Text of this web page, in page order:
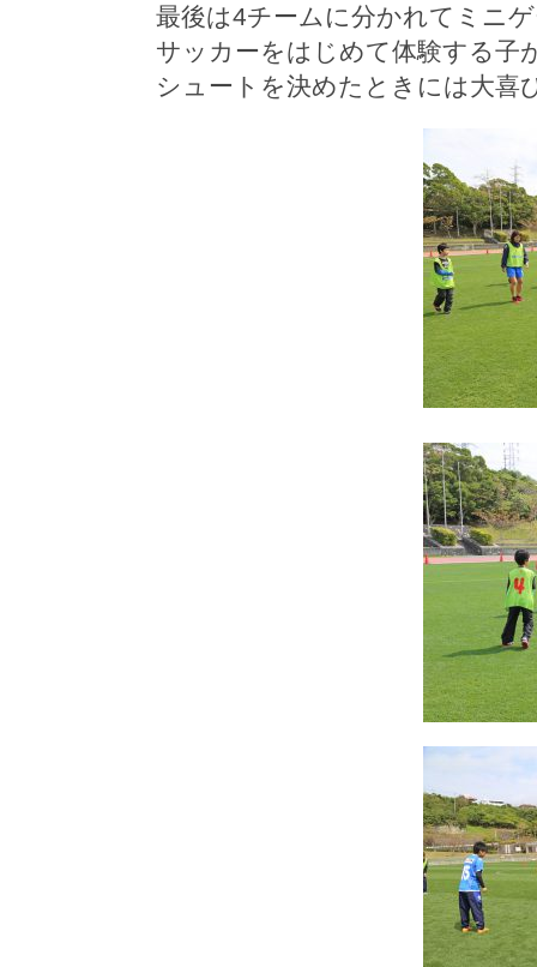
最後は4チームに分かれてミニ
サッカーをはじめて体験する子
シュートを決めたときには大喜